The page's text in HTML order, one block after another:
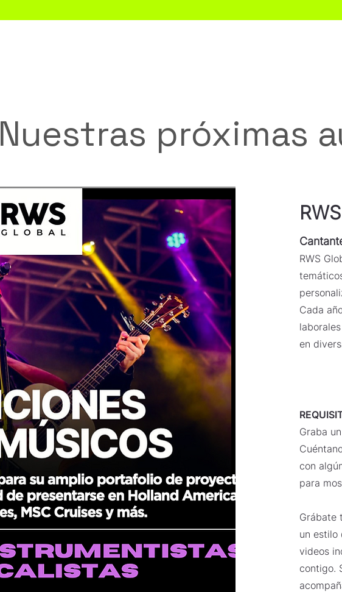
Nuestras próximas
RWS
RWS
Cada
en
Graba
con
para
Grábate
un estilo
videos
contigo.